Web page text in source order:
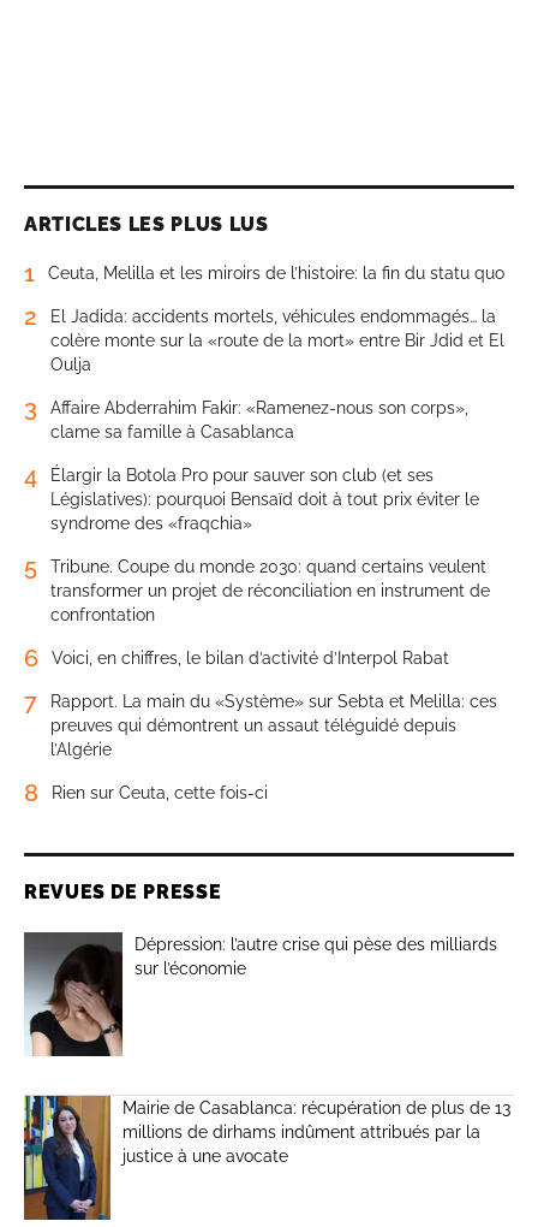
ARTICLES LES PLUS LUS
1 Ceuta, Melilla et les miroirs de l’histoire: la fin du statu quo
2
El Jadida: accidents mortels, véhicules endommagés… la
colère monte sur la «route de la mort» entre Bir Jdid et El
Oulja
3
Affaire Abderrahim Fakir: «Ramenez-nous son corps»,
clame sa famille à Casablanca
4
Élargir la Botola Pro pour sauver son club (et ses
Législatives): pourquoi Bensaïd doit à tout prix éviter le
syndrome des «fraqchia»
5
Tribune. Coupe du monde 2030: quand certains veulent
transformer un projet de réconciliation en instrument de
confrontation
6 Voici, en chiffres, le bilan d’activité d’Interpol Rabat
7
Rapport. La main du «Système» sur Sebta et Melilla: ces
preuves qui démontrent un assaut téléguidé depuis
l’Algérie
8 Rien sur Ceuta, cette fois-ci
REVUES DE PRESSE
Dépression: l’autre crise qui pèse des milliards
sur l’économie
Mairie de Casablanca: récupération de plus de 13
millions de dirhams indûment attribués par la
justice à une avocate